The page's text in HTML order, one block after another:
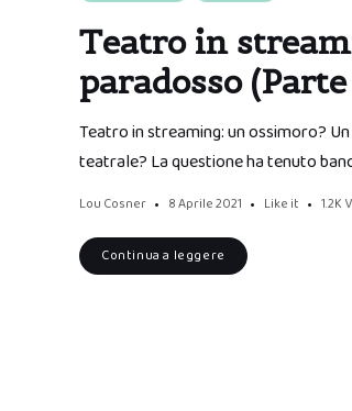
Teatro in
paradosso (Parte
Teatro in streaming: un ossimoro?
teatrale? La questione ha tenuto
Lou Cosner 8 Aprile 2021 Like it 1.2K
Continua a leggere